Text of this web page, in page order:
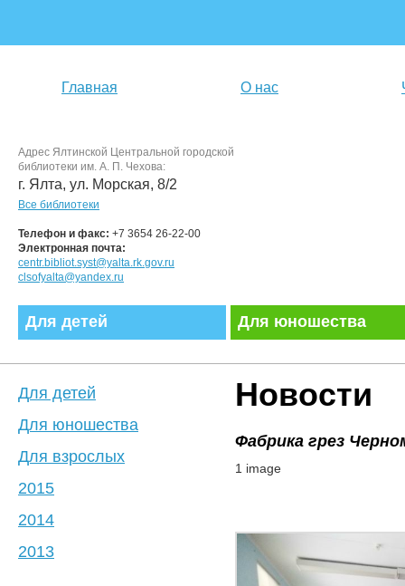
Главная О нас
Адрес Ялтинской Центральной городской
библиотеки им. А. П. Чехова:
г. Ялта, ул. Морская, 8/2
Все библиотеки
Телефон и факс: +7 3654 26-22-00
Электронная почта:
centr.bibliot.syst@yalta.rk.gov.ru
clsofyalta@yandex.ru
Для детей Для юношества
Новости
Фабрика грез
1 image
Для детей
Для юношества
Для взрослых
2015
2014
2013